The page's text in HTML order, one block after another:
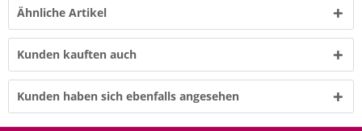
Ähnliche Artikel
Kunden kauften auch
Kunden haben sich ebenfalls angesehen